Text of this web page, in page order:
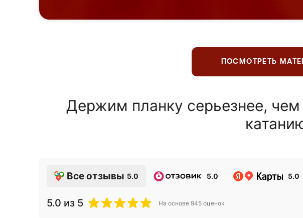
ПОСМОТРЕТЬ
Держим планку серьезнее,
Все отзывы 5.0 5.0 5.0
5.0 из 5 На основе 945 оценок